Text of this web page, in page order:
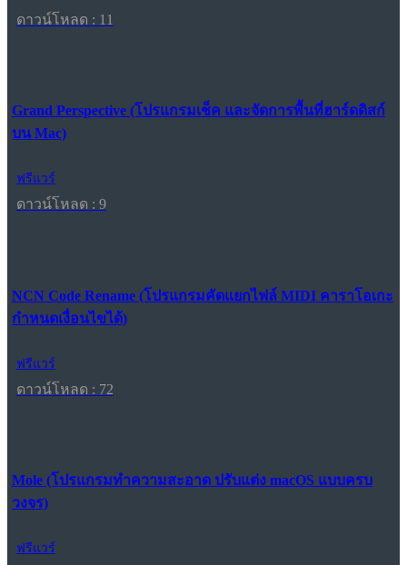
ดาวน์โหลด : 11
Grand Perspective (โปรแกรมเช็ค และจัดการพื้นที่ฮาร์ดดิสก์
บน Mac)
ฟรีแวร์
ดาวน์โหลด : 9
NCN Code Rename (โปรแกรมคัดแยกไฟล์ MIDI คาราโอเกะ
กำหนดเงื่อนไขได้)
ฟรีแวร์
ดาวน์โหลด : 72
Mole (โปรแกรมทำความสะอาด ปรับแต่ง macOS แบบครบ
วงจร)
ฟรีแวร์